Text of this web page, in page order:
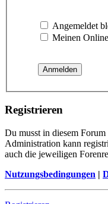
Angemeldet
Meinen
Registrieren
Du musst in diesem
Administration kann
auch die jeweiligen
Nutzungsbedingungen |